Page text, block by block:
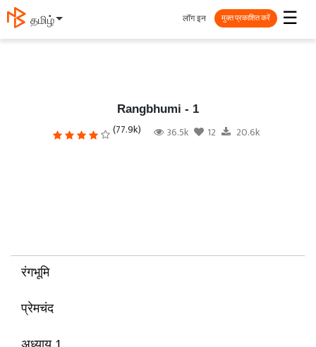
தமிழ் ☰
लॉग इन मुक्त प्रकाशित करें
Rangbhumi - 1
(77.9k) 36.5k 12 20.6k
रंगभूमि
प्रेमचंद
अध्याय 1